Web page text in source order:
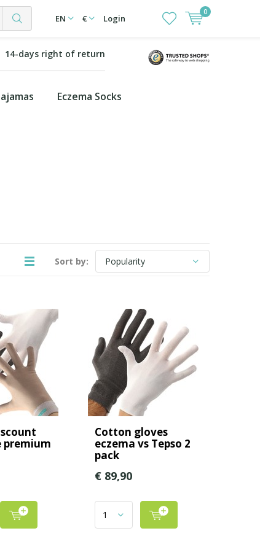
EN € Login
0
14-days right of return
Eczema Socks
Sort by:
premium
Cotton gloves
eczema vs Tepso 2
pack
€ 89,90